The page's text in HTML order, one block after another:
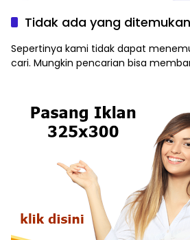
Tidak ada yang ditemukan
Sepertinya kami tidak dapat
cari. Mungkin pencarian bisa